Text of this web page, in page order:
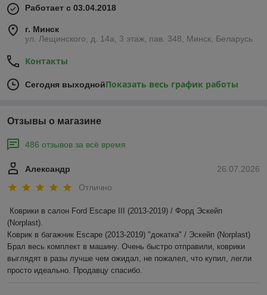
Работает с 03.04.2018
г. Минск
ул. Лещинского, д. 14а, 3 этаж, пав. 348, Минск, Беларусь
Контакты
Сегодня выходнойПоказать весь график работы
Отзывы о магазине
486 отзывов за всё время
26.07.2026
Александр
Отлично
Коврики в салон Ford Escape III (2013-2019) / Форд Эскейп
(Norplast).
Коврик в багажник Escape (2013-2019) "докатка" / Эскейп (Norplast)
Брал весь комплект в машину. Очень быстро отправили, коврики
выглядят в разы лучше чем ожидал, не пожалел, что купил, легли
просто идеально. Продавцу спасибо.